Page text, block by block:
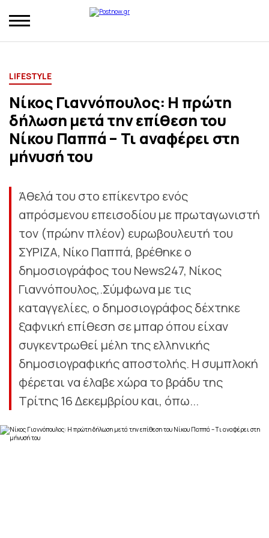
LIFESTYLE
Νίκος Γιαννόπουλος: Η πρώτη
δήλωση μετά την επίθεση του
Νίκου Παππά – Τι αναφέρει στη
μήνυσή του
Άθελά του στο επίκεντρο ενός
απρόσμενου επεισοδίου με πρωταγωνιστή
τον (πρώην πλέον) ευρωβουλευτή του
ΣΥΡΙΖΑ, Νίκο Παππά, βρέθηκε ο
δημοσιογράφος του News247, Νίκος
Γιαννόπουλος,.Σύμφωνα με τις
καταγγελίες, ο δημοσιογράφος δέχτηκε
ξαφνική επίθεση σε μπαρ όπου είχαν
συγκεντρωθεί μέλη της ελληνικής
δημοσιογραφικής αποστολής. Η συμπλοκή
φέρεται να έλαβε χώρα το βράδυ της
Τρίτης 16 Δεκεμβρίου και, όπω...